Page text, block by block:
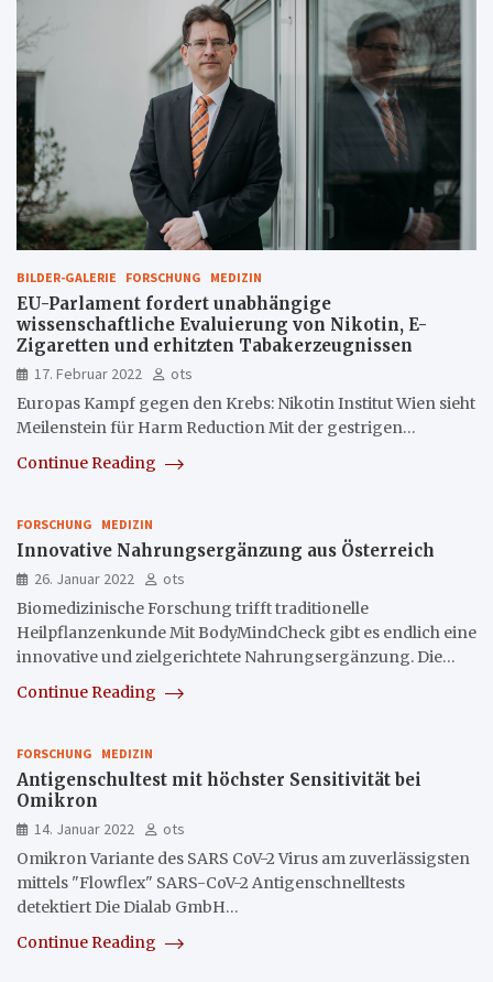
BILDER-GALERIE FORSCHUNG MEDIZIN
EU-Parlament fordert unabhängige
wissenschaftliche Evaluierung von Nikotin, E-
Zigaretten und erhitzten Tabakerzeugnissen
17. Februar 2022
ots
Europas Kampf gegen den Krebs: Nikotin Institut Wien sieht
Meilenstein für Harm Reduction Mit der gestrigen…
Continue Reading
FORSCHUNG MEDIZIN
Innovative Nahrungsergänzung aus Österreich
26. Januar 2022
ots
Biomedizinische Forschung trifft traditionelle
Heilpflanzenkunde Mit BodyMindCheck gibt es endlich eine
innovative und zielgerichtete Nahrungsergänzung. Die…
Continue Reading
FORSCHUNG MEDIZIN
Antigenschultest mit höchster Sensitivität bei
Omikron
14. Januar 2022
ots
Omikron Variante des SARS CoV-2 Virus am zuverlässigsten
mittels "Flowflex" SARS-CoV-2 Antigenschnelltests
detektiert Die Dialab GmbH…
Continue Reading